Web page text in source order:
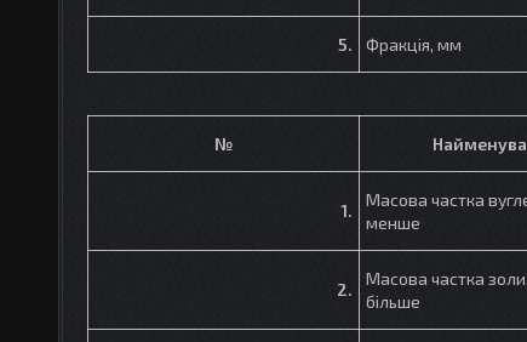
5. Фракція, мм
№
1.
Масова частка
менше
2.
Масова частка
більше